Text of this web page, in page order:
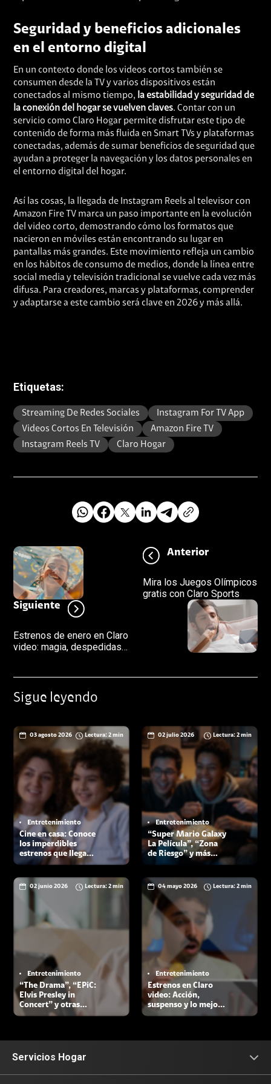
Seguridad y beneficios adicionales
en el entorno digital
En un contexto donde los videos cortos también se
consumen desde la TV y varios dispositivos están
conectados al mismo tiempo, la estabilidad y seguridad de
la conexión del hogar se vuelven claves. Contar con un
servicio como Claro Hogar permite disfrutar este tipo de
contenido de forma más fluida en Smart TVs y plataformas
conectadas, además de sumar beneficios de seguridad que
ayudan a proteger la navegación y los datos personales en
el entorno digital del hogar.
Así las cosas, la llegada de Instagram Reels al televisor con
Amazon Fire TV marca un paso importante en la evolución
del video corto, demostrando cómo los formatos que
nacieron en móviles están encontrando su lugar en
pantallas más grandes. Este movimiento refleja un cambio
en los hábitos de consumo de medios, donde la línea entre
social media y televisión tradicional se vuelve cada vez más
difusa. Para creadores, marcas y plataformas, comprender
y adaptarse a este cambio será clave en 2026 y más allá.
Etiquetas:
Streaming De Redes Sociales
Instagram For TV App
Videos Cortos En Televisión
Amazon Fire TV
Instagram Reels TV
Claro Hogar
Anterior
Mira los Juegos Olímpicos
gratis con Claro Sports
Siguiente
Estrenos de enero en Claro
video: magia, despedidas
Sigue leyendo
03 agosto 2026 Lectura: 2 min
Entretenimiento
Cine en casa: Conoce
los imperdibles
estrenos que llegan a
Claro video en
02 julio 2026 Lectura: 2 min
Entretenimiento
“Super Mario Galaxy
La Película”, “Zona
de Riesgo” y más
estrenos llegan a
02 junio 2026 Lectura: 2 min
Entretenimiento
“The Drama”, “EPiC:
Elvis Presley in
Concert” y otras
películas llegan a
04 mayo 2026 Lectura: 2 min
Entretenimiento
Estrenos en Claro
video: Acción,
suspenso y lo mejor
del K-Pop para
Servicios Hogar